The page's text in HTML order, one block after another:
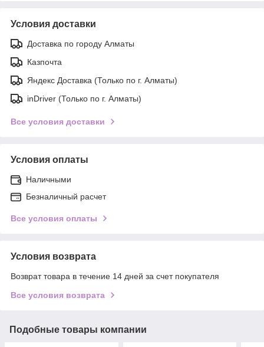
Условия доставки
Доставка по городу Алматы
Казпочта
Яндекс Доставка (Только по г. Алматы)
inDriver (Только по г. Алматы)
Все условия доставки
Условия оплаты
Наличными
Безналичный расчет
Все условия оплаты
Условия возврата
Возврат товара в течение 14 дней за счет покупателя
Все условия возврата
Подобные товары компании